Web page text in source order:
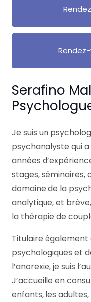
Serafino
Je suis un
psychanalyste qui
années
stages, séminaires,
domaine de la
analytique, et
la thérapie de
Titulaire également
psychologiques et
l’anorexie, je suis
J’accueille en
enfants, les